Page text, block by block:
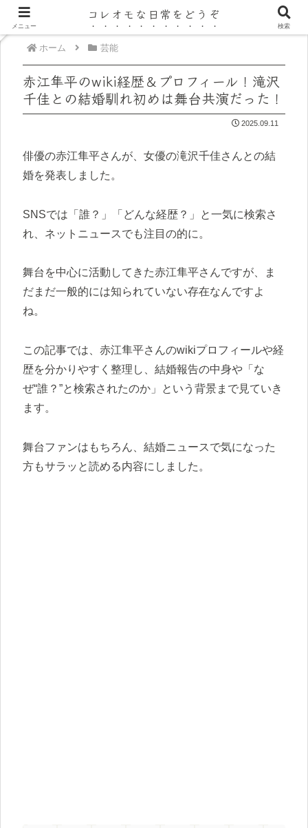
ホーム 芸能
赤江隼平のwiki経歴＆プロフィール！滝沢
千佳との結婚馴れ初めは舞台共演だった！
2025.09.11
俳優の赤江隼平さんが、女優の滝沢千佳さんとの結
婚を発表しました。
SNSでは「誰？」「どんな経歴？」と一気に検索さ
れ、ネットニュースでも注目の的に。
舞台を中心に活動してきた赤江隼平さんですが、ま
だまだ一般的には知られていない存在なんですよ
ね。
この記事では、赤江隼平さんのwikiプロフィールや経
歴を分かりやすく整理し、結婚報告の中身や「な
ぜ“誰？”と検索されたのか」という背景まで見ていき
ます。
舞台ファンはもちろん、結婚ニュースで気になった
方もサラッと読める内容にしました。
メニュー
コレオモな日常をどうぞ
検索